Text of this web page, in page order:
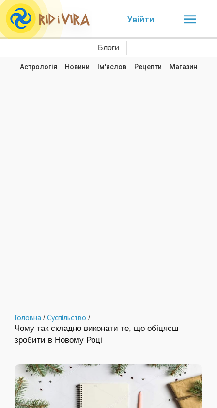
Увійти
Блоги
Астрологія Новини Ім'яслов Рецепти Магазин
Головна / Суспільство /
Чому так складно виконати те, що обіцяєш
зробити в Новому Році